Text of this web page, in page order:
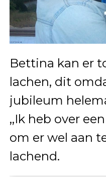
Bettina kan er
lachen, dit
jubileum
,,Ik heb over
om er wel aan
lachend.